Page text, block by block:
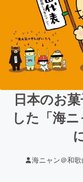
日本のお
した「海
海ニャン＠和